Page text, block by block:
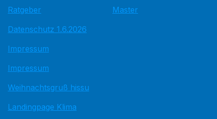
Ratgeber
Datenschutz 1.6.2026
Impressum
Impressum
Weihnachtsgruß hissu
Landingpage Klima
Master